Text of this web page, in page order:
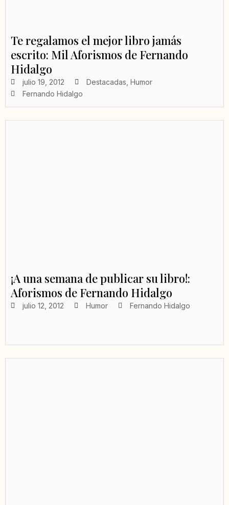
Te regalamos el mejor libro jamás
escrito: Mil Aforismos de Fernando
Hidalgo
julio 19, 2012 Destacadas Humor
Fernando Hidalgo
¡A una semana de publicar su libro!:
Aforismos de Fernando Hidalgo
julio 12, 2012 Humor Fernando Hidalgo